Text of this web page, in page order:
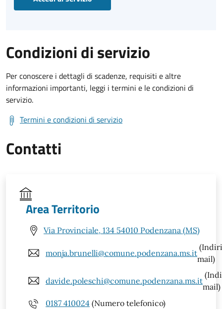
Condizioni di servizio
Per conoscere i dettagli di scadenze, requisiti e altre
informazioni importanti, leggi i termini e le condizioni di
servizio.
Termini e condizioni di servizio
Contatti
Area Territorio
Via Provinciale, 134 54010 Podenzana (MS)
monja.brunelli@comune.podenzana.ms.it
mail)
davide.poleschi@comune.podenzana.ms.it
mail)
0187 410024 (Numero telefonico)